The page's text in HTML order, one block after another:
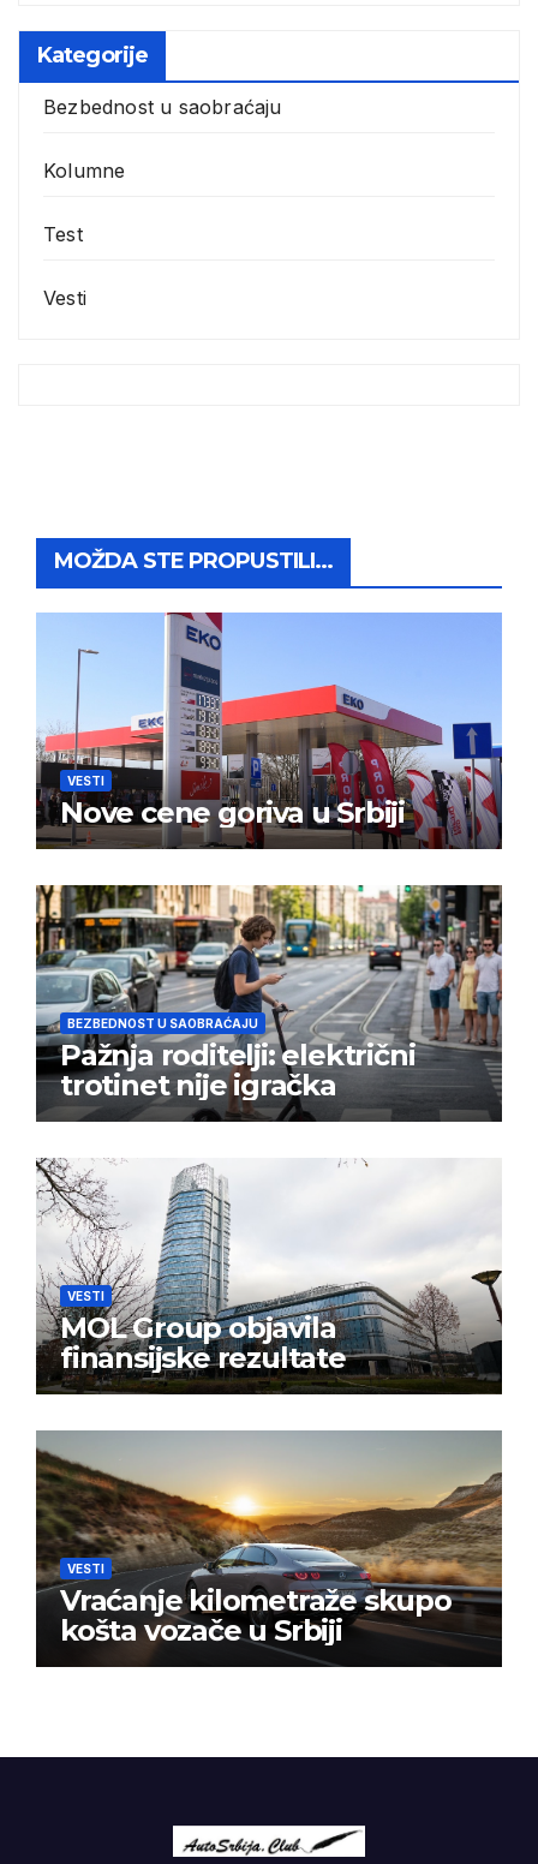
Kategorije
Bezbednost u saobraćaju
Kolumne
Test
Vesti
MOŽDA STE PROPUSTILI...
VESTI
Nove cene goriva u Srbiji
BEZBEDNOST U SAOBRAĆAJU
Pažnja roditelji: električni
trotinet nije igračka
VESTI
MOL Group objavila
finansijske rezultate
VESTI
Vraćanje kilometraže skupo
košta vozače u Srbiji